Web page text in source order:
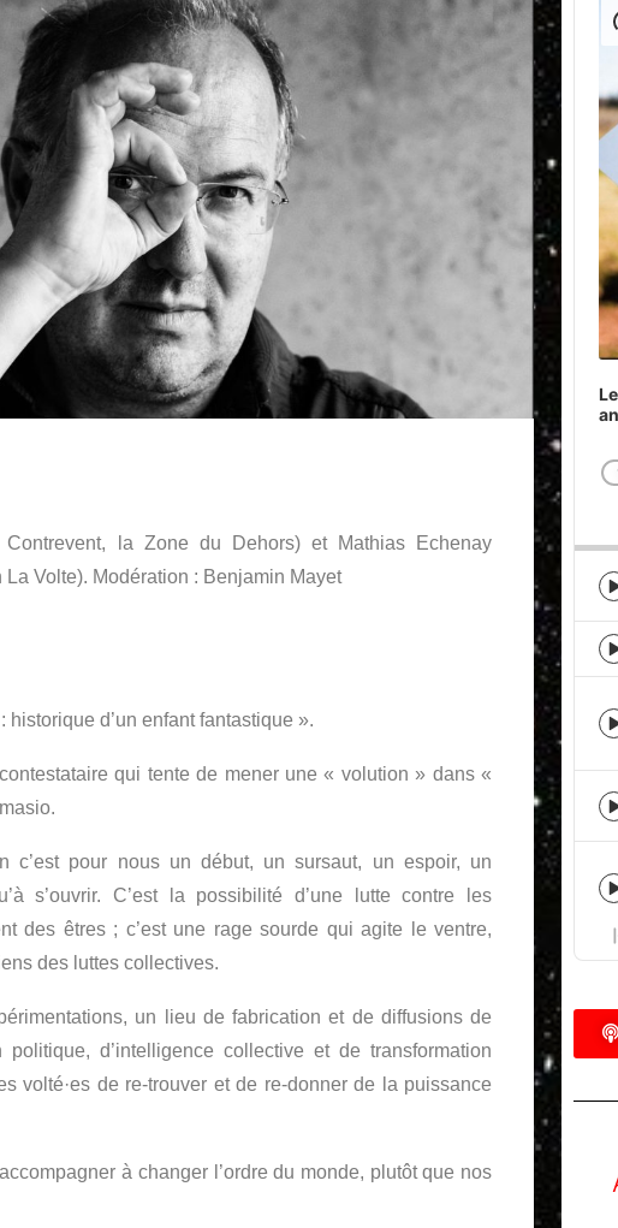
la Zone du Dehors) et Mathias Echenay
Volte). Modération : Benjamin Mayet
historique d’un enfant fantastique ».
qui tente de mener une « volution » dans «
c’est pour nous un début, un sursaut, un espoir, un
s’ouvrir. C’est la possibilité d’une lutte contre les
des êtres ; c’est une rage sourde qui agite le ventre,
des luttes collectives.
un lieu de fabrication et de diffusions de
d’intelligence collective et de transformation
volté·es de re-trouver et de re-donner de la puissance
à changer l’ordre du monde, plutôt que nos